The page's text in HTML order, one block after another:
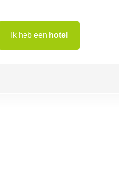
Ik heb een hotel